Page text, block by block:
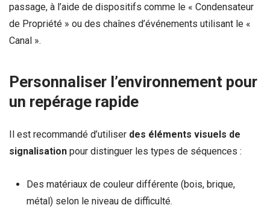
passage, à l’aide de dispositifs comme le « Condensateur
de Propriété » ou des chaînes d’événements utilisant le «
Canal ».
Personnaliser l’environnement pour
un repérage rapide
Il est recommandé d’utiliser des éléments visuels de
signalisation pour distinguer les types de séquences :
Des matériaux de couleur différente (bois, brique,
métal) selon le niveau de difficulté.